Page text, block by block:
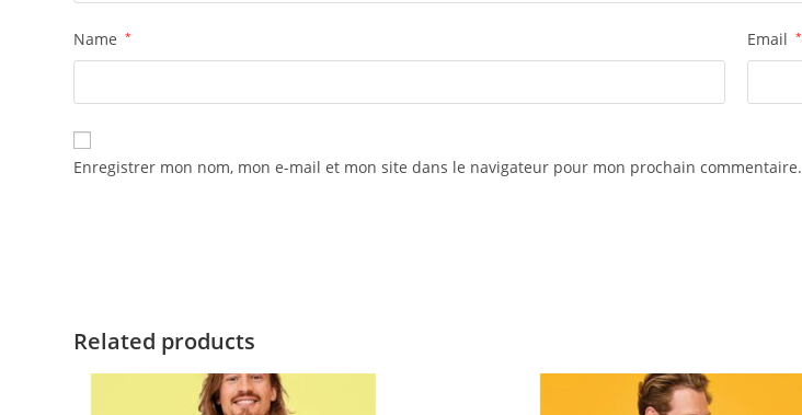
Name * Email *
Enregistrer mon nom, mon e-mail et mon site dans le navigateur pour mon prochain commentaire.
Related products